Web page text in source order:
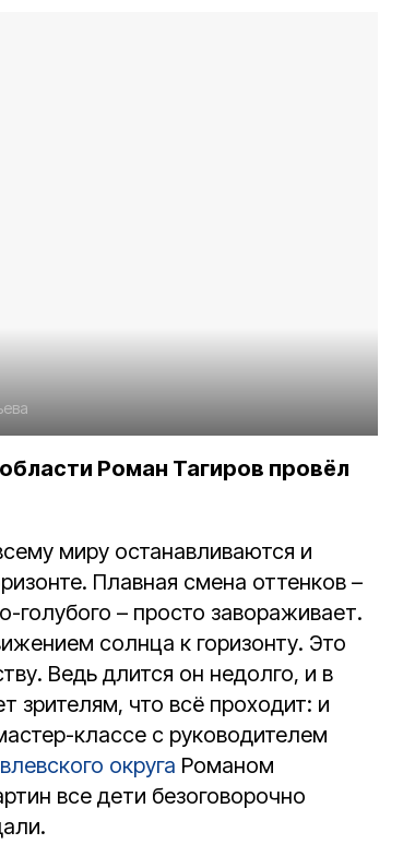
Роман Тагиров провёл
миру останавливаются и
Плавная смена оттенков –
голубого – просто завораживает.
солнца к горизонту. Это
Ведь длится он недолго, и в
зрителям, что всё проходит: и
классе с руководителем
округа Романом
все дети безоговорочно